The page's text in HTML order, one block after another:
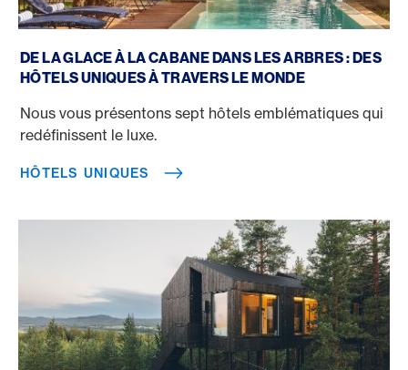
DE LA GLACE À LA CABANE DANS LES ARBRES : DES
HÔTELS UNIQUES À TRAVERS LE MONDE
Nous vous présentons sept hôtels emblématiques qui
redéfinissent le luxe.
HÔTELS UNIQUES